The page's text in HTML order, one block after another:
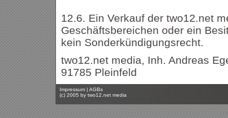
12.6. Ein Verkauf der two12.net
Geschäftsbereichen oder ein
kein Sonderkündigungsrecht.
two12.net media, Inh. Andreas
91785 Pleinfeld
Impressum | AGBs
(c) 2005 by two12.net media